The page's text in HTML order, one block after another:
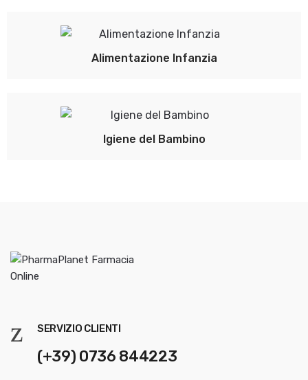
Alimentazione Infanzia
Igiene del Bambino
SERVIZIO CLIENTI
(+39) 0736 844223